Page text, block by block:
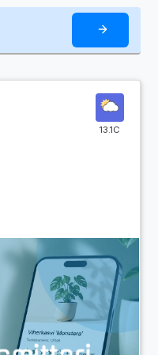
13.1C